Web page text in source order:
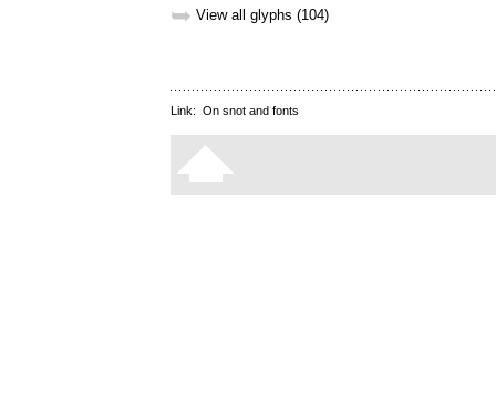
➥ View all glyphs (104)
Link: On snot and fonts